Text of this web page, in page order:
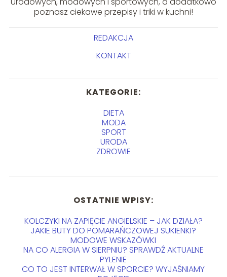
poznasz ciekawe przepisy i triki w kuchni!
REDAKCJA
KONTAKT
KATEGORIE:
DIETA
MODA
SPORT
URODA
ZDROWIE
OSTATNIE WPISY:
KOLCZYKI NA ZAPIĘCIE ANGIELSKIE – JAK DZIAŁA?
JAKIE BUTY DO POMARAŃCZOWEJ SUKIENKI?
MODOWE WSKAZÓWKI
NA CO ALERGIA W SIERPNIU? SPRAWDŹ AKTUALNE
PYLENIE
CO TO JEST INTERWAŁ W SPORCIE? WYJAŚNIAMY